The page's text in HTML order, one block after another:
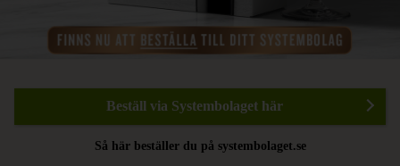
Beställ via Systembolaget här
Så här beställer du på systembolaget.se